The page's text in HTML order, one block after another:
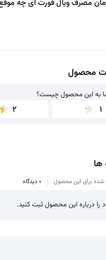
مصرف ویال فورت ای چه
محصول
به این محصول چیست؟
به این محصول چیست؟
1
2
ها
شده برای این محصول 0 دیدگاه
را درباره این محصول ثبت کنید.